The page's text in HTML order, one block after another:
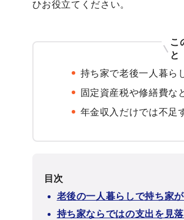
ひお役立てください。
こ
と
持ち家で老後一人暮ら
固定資産税や修繕費な
年金収入だけでは不足
目次
老後の一人暮らしで持ち家
持ち家ならではの支出を見